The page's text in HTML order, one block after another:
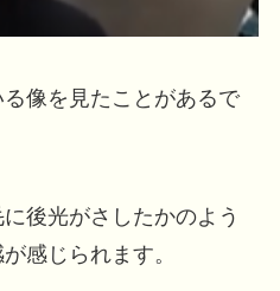
像を見たことがあるで
後光がさしたかのよう
感じられます。